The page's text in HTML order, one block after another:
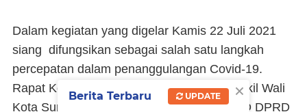
Dalam kegiatan yang digelar Kamis 22 Juli 2021
siang difungsikan sebagai salah satu langkah
percepatan dalam penanggulangan Covid-19.
Rapat Koordinasi ini dipimpin langsung Wakil Wali
Kota Surabaya Armuji dan dihadiri Komisi D DPRD
×
Berita Terbaru UPDATE